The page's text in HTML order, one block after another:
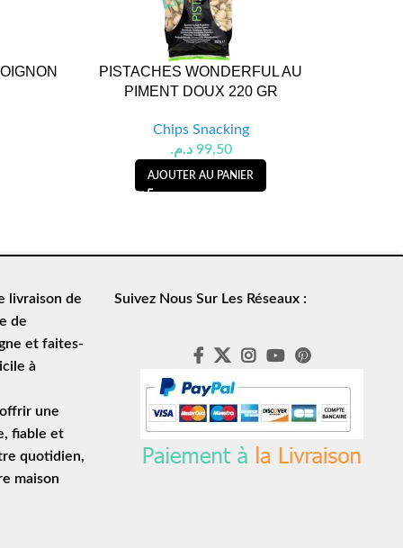
PISTACHES WONDERFUL AU
PIMENT DOUX 220 GR
Chips Snacking
99,50 د.م.
AJOUTER AU PANIER
livraison de
de
et faites-
à
une
, fiable et
quotidien,
maison
Suivez Nous Sur Les Réseaux :